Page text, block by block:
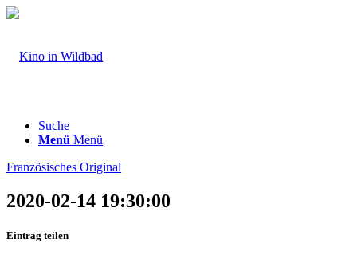
Suche
Menü Menü
Französisches Original
2020-02-14 19:30:00
Eintrag teilen